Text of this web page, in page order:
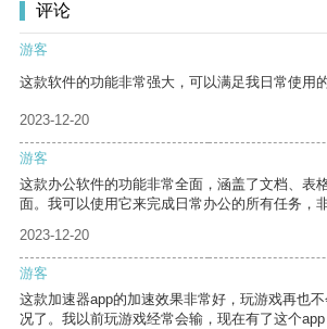
评论
游客
这款软件的功能非常强大，可以满足我日常使用的
2023-12-20
游客
这款办公软件的功能非常全面，涵盖了文档、表
面。我可以使用它来完成日常办公的所有任务，非
2023-12-20
游客
这款加速器app的加速效果非常好，玩游戏再也
况了。我以前玩游戏经常会输，现在有了这个